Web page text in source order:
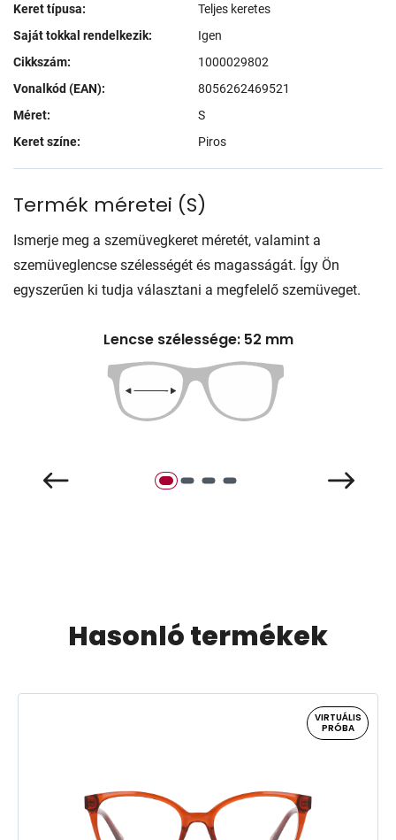
Keret típusa:
Teljes keretes
Saját tokkal rendelkezik:
Igen
Cikkszám:
1000029802
Vonalkód (EAN):
8056262469521
Méret:
S
Keret színe:
Piros
Termék méretei (S)
Ismerje meg a szemüvegkeret méretét, valamint a
szemüveglencse szélességét és magasságát. Így Ön
egyszerűen ki tudja választani a megfelelő szemüveget.
Lencse szélessége: 52 mm
Hasonló termékek
VIRTUÁLIS
PRÓBA